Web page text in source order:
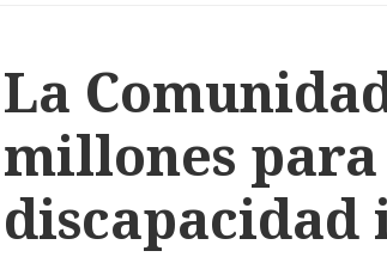
La
millones para
discapacidad